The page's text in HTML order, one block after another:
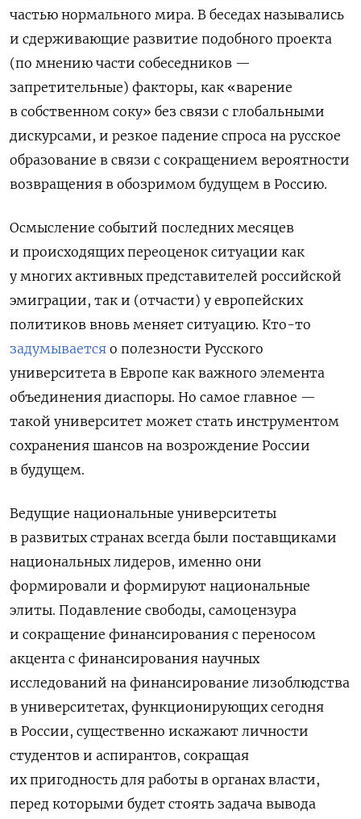
частью нормального мира. В беседах назывались
и сдерживающие развитие подобного проекта
(по мнению части собеседников —
запретительные) факторы, как «варение
в собственном соку» без связи с глобальными
дискурсами, и резкое падение спроса на русское
образование в связи с сокращением вероятности
возвращения в обозримом будущем в Россию.
Осмысление событий последних месяцев
и происходящих переоценок ситуации как
у многих активных представителей российской
эмиграции, так и (отчасти) у европейских
политиков вновь меняет ситуацию. Кто-то
задумывается о полезности Русского
университета в Европе как важного элемента
объединения диаспоры. Но самое главное —
такой университет может стать инструментом
сохранения шансов на возрождение России
в будущем.
Ведущие национальные университеты
в развитых странах всегда были поставщиками
национальных лидеров, именно они
формировали и формируют национальные
элиты. Подавление свободы, самоцензура
и сокращение финансирования с переносом
акцента с финансирования научных
исследований на финансирование лизоблюдства
в университетах, функционирующих сегодня
в России, существенно искажают личности
студентов и аспирантов, сокращая
их пригодность для работы в органах власти,
перед которыми будет стоять задача вывода